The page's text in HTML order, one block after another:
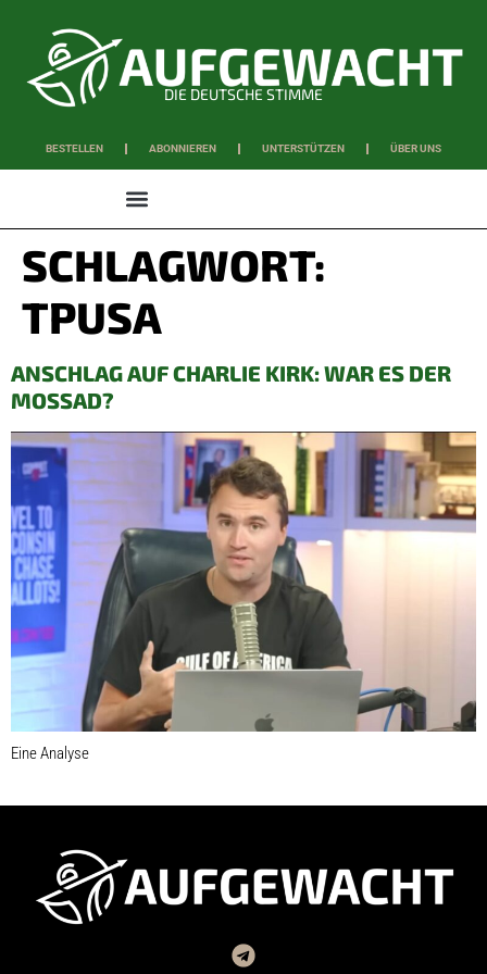
DIE DEUTSCHE STIMME
BESTELLEN ABONNIEREN UNTERSTÜTZEN ÜBER UNS
SCHLAGWORT:
TPUSA
ANSCHLAG AUF CHARLIE KIRK: WAR ES DER
MOSSAD?
Eine Analyse